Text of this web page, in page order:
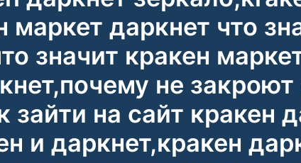
маркет даркнет что
значит кракен
не
зайти на сайт кракен
и даркнет,кракен